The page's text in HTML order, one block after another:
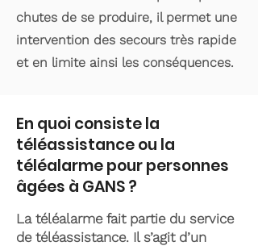
chutes de se produire, il permet une
intervention des secours très rapide
et en limite ainsi les conséquences.
En quoi consiste la
téléassistance ou la
téléalarme pour personnes
âgées à GANS ?
La téléalarme fait partie du service
de téléassistance. Il s’agit d’un